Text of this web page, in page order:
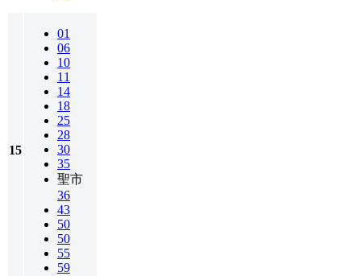
15
01
06
10
11
14
18
25
28
30
35
聖市
36
43
50
50
55
59